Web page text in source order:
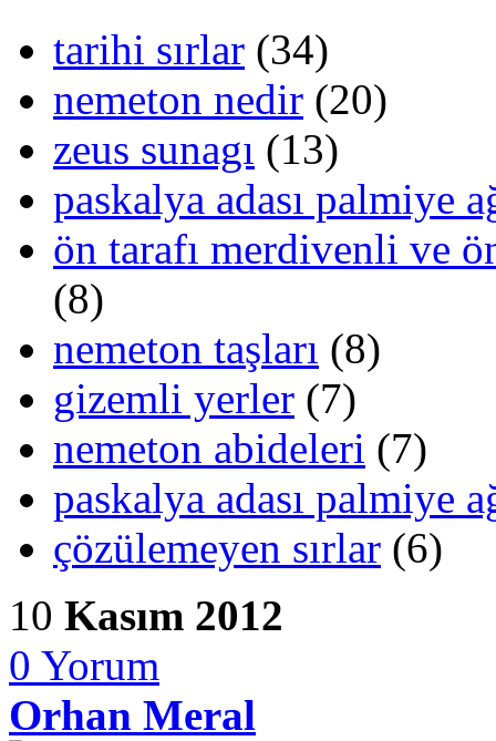
tarihi sırlar (34)
nemeton nedir (20)
zeus sunagı (13)
paskalya adası palmiye
ön tarafı merdivenli ve
(8)
nemeton taşları (8)
gizemli yerler (7)
nemeton abideleri (7)
paskalya adası palmiye
çözülemeyen sırlar (6)
10 Kasım 2012
0 Yorum
Orhan Meral